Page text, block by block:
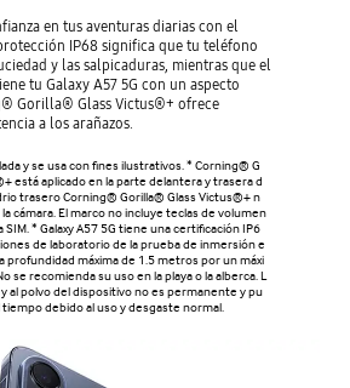
en tus aventuras diarias con el
IP68 significa que tu teléfono
y las salpicaduras, mientras que el
tu Galaxy A57 5G con un aspecto
Gorilla® Glass Victus®+ ofrece
a los arañazos.
y se usa con fines ilustrativos. * Corning® G
está aplicado en la parte delantera y trasera d
trasero Corning® Gorilla® Glass Victus®+ n
cámara. El marco no incluye teclas de volumen
SIM. * Galaxy A57 5G tiene una certificación IP6
de laboratorio de la prueba de inmersión e
profundidad máxima de 1.5 metros por un máxi
se recomienda su uso en la playa o la alberca. L
al polvo del dispositivo no es permanente y pu
debido al uso y desgaste normal.